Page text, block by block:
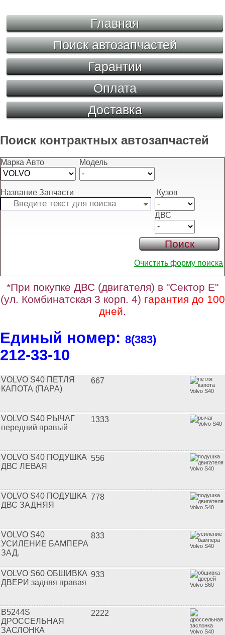
Главная
Поиск автозапчастей
Гарантии
Оплата
Доставка
Поиск контрактных автозапчастей
Марка Авто Модель
Название Запчасти Кузов
ДВС
Очистить форму поиска
*При покупке ДВС (двигателя) в "Сектор Е"
(ул. Комбинатская 3 корп. 4) гарантия до 100
дней.
Единый номер: 8(383)
212‑33‑10
VOLVO S40 ПЕТЛЯ
КАПОТА (ПАРА)
667
VOLVO S40 РЫЧАГ
передний правый
1333
VOLVO S40 ПОДУШКА
ДВС ЛЕВАЯ
556
VOLVO S40 ПОДУШКА
ДВС ЗАДНЯЯ
778
VOLVO S40
УСИЛЕНИЕ БАМПЕРА
ЗАД.
833
VOLVO S60 ОБШИВКА
ДВЕРИ задняя правая
933
B5244S
ДРОССЕЛЬНАЯ
ЗАСЛОНКА
2222